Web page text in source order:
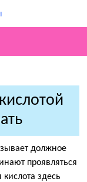
должное
проявляться
здесь